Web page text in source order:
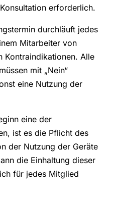
erforderlich.
durchläuft jedes
Mitarbeiter von
Kontraindikationen. Alle
mit „Nein“
eine Nutzung der
eine der
ist es die Pflicht des
der Nutzung der Geräte
die Einhaltung dieser
für jedes Mitglied